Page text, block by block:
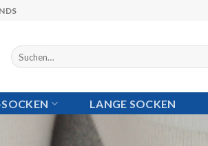
Suchen
nach:
LANGE SOCKEN